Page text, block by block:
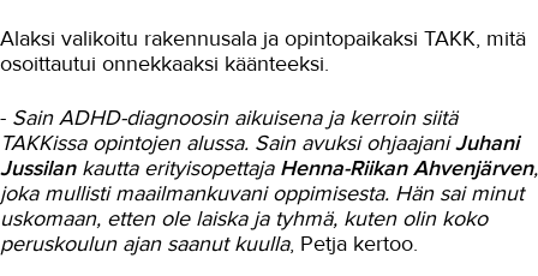
Muuraus ammattina ja opiskelu
Muurarin jatko-opinnot
Laatoittajaksi tutun oppilaitoksen
täydennyskoulutuksessa
ADHD ja opiskelu
Tulisijan koepoltto
Alaksi valikoitu rakennusala ja opintopaikaksi TAKK, mitä
osoittautui onnekkaaksi käänteeksi.
- Sain ADHD-diagnoosin aikuisena ja kerroin siitä
TAKKissa opintojen alussa. Sain avuksi ohjaajaniJuhani
Jussilankautta erityisopettaja Henna-Riikan Ahvenjärven,
joka mullisti maailmankuvani oppimisesta. Hän sai minut
uskomaan, etten ole laiska ja tyhmä, kuten olin koko
peruskoulun ajan saanut kuulla, Petja kertoo.